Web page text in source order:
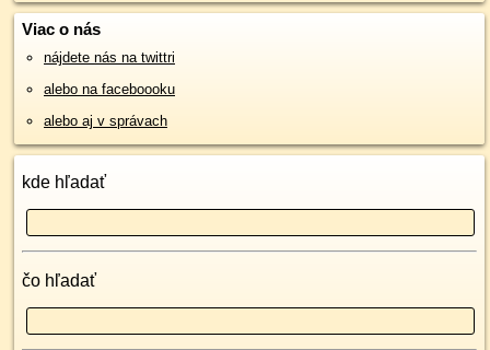
Viac o nás
nájdete nás na twittri
alebo na faceboooku
alebo aj v správach
kde hľadať
čo hľadať